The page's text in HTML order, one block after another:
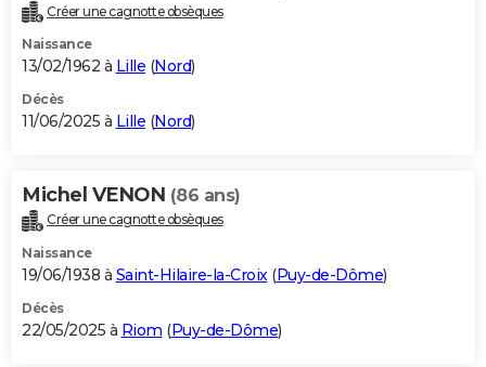
Créer une cagnotte obsèques
Naissance
13/02/1962 à Lille (Nord)
Décès
11/06/2025 à Lille (Nord)
Michel VENON (86 ans)
Créer une cagnotte obsèques
Naissance
19/06/1938 à Saint-Hilaire-la-Croix(Puy-de-Dôme)
Décès
22/05/2025 à Riom (Puy-de-Dôme)